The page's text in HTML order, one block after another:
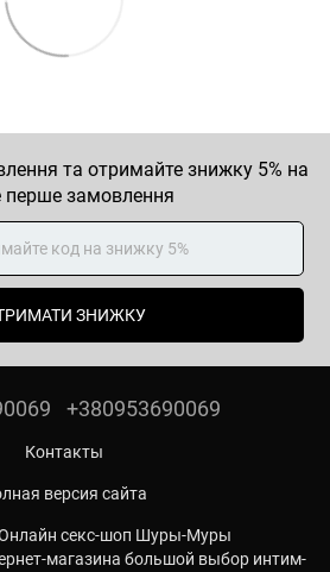
та отримайте знижку 5% на
перше замовлення
ЗНИЖКУ
+380953690069
Контакты
версия сайта
секс-шоп Шуры-Муры
магазина большой выбор интим-